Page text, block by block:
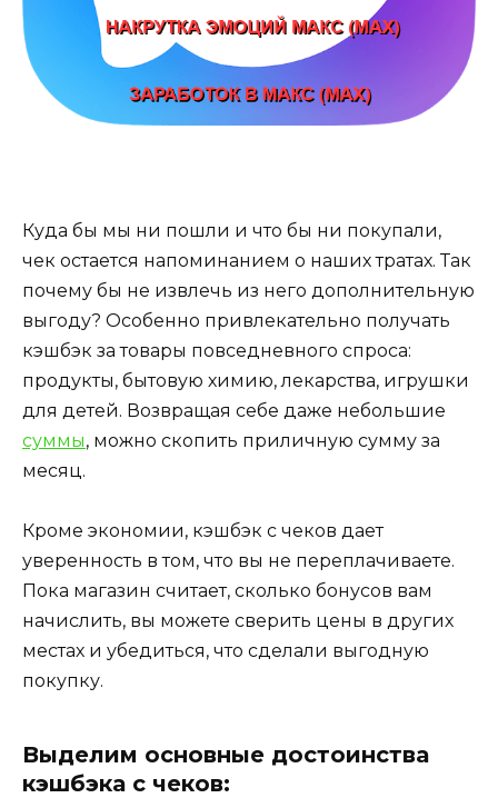
Куда бы мы ни пошли и что бы ни покупали,
чек остается напоминанием о наших тратах. Так
почему бы не извлечь из него дополнительную
выгоду? Особенно привлекательно получать
кэшбэк за товары повседневного спроса:
продукты, бытовую химию, лекарства, игрушки
для детей. Возвращая себе даже небольшие
суммы, можно скопить приличную сумму за
месяц.
Кроме экономии, кэшбэк с чеков дает
уверенность в том, что вы не переплачиваете.
Пока магазин считает, сколько бонусов вам
начислить, вы можете сверить цены в других
местах и убедиться, что сделали выгодную
покупку.
Выделим основные достоинства
кэшбэка с чеков: